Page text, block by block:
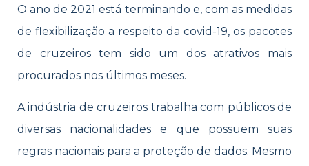
O ano de 2021 está terminando e, com as medidas
de flexibilização a respeito da covid-19, os pacotes
de cruzeiros tem sido um dos atrativos mais
procurados nos últimos meses.
A indústria de cruzeiros trabalha com públicos de
diversas nacionalidades e que possuem suas
regras nacionais para a proteção de dados. Mesmo